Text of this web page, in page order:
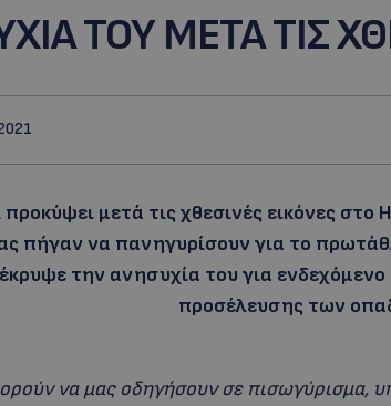
ΤΟΥ ΜΕΤΑ ΤΙΣ
προκύψει μετά τις χθεσινές εικόνες στο
πήγαν να πανηγυρίσουν για το
έκρυψε την ανησυχία του για
προσέλευσης των
να μας οδηγήσουν σε πισωγύρισμα,